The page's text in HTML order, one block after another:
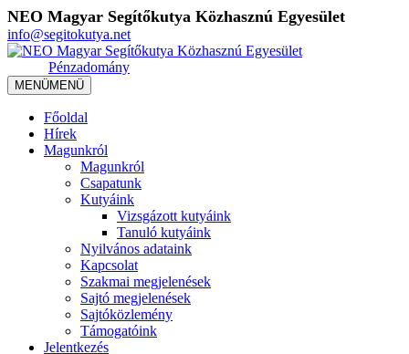
NEO Magyar Segítőkutya Közhasznú Egyesület
info@segitokutya.net
Pénzadomány
MENÜMENÜ
Főoldal
Hírek
Magunkról
Magunkról
Csapatunk
Kutyáink
Vizsgázott kutyáink
Tanuló kutyáink
Nyilvános adataink
Kapcsolat
Szakmai megjelenések
Sajtó megjelenések
Sajtóközlemény
Támogatóink
Jelentkezés